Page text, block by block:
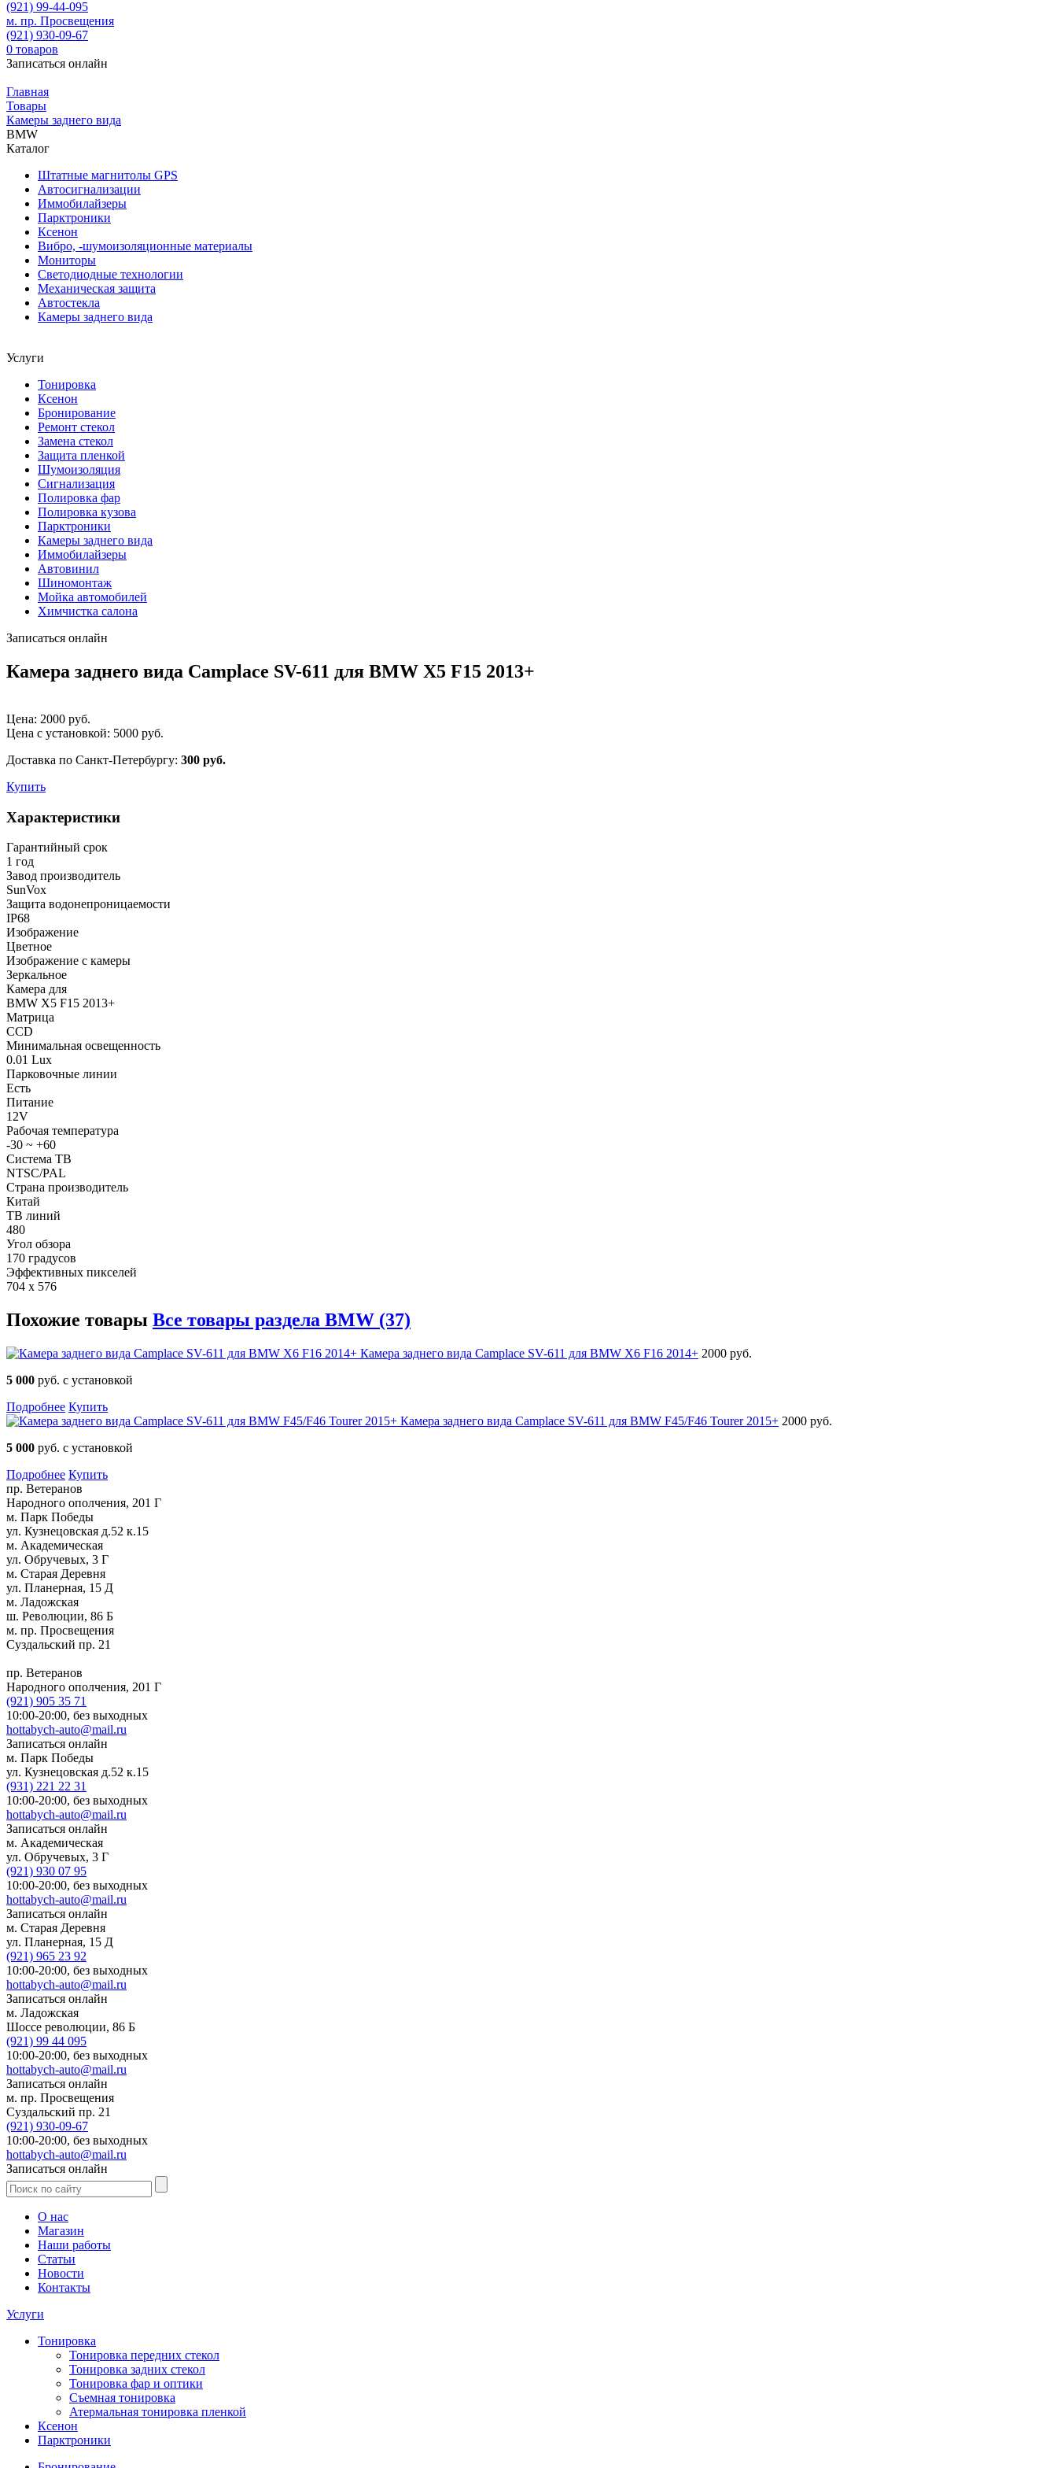
(921) 99-44-095
м. пр. Просвещения
(921) 930-09-67
0 товаров
Записаться онлайн
Главная
Товары
Камеры заднего вида
BMW
Каталог
Штатные магнитолы GPS
Автосигнализации
Иммобилайзеры
Парктроники
Ксенон
Вибро, -шумоизоляционные материалы
Мониторы
Светодиодные технологии
Механическая защита
Автостекла
Камеры заднего вида
Услуги
Тонировка
Ксенон
Бронирование
Ремонт стекол
Замена стекол
Защита пленкой
Шумоизоляция
Сигнализация
Полировка фар
Полировка кузова
Парктроники
Камеры заднего вида
Иммобилайзеры
Автовинил
Шиномонтаж
Мойка автомобилей
Химчистка салона
Записаться онлайн
Камера заднего вида Camplace SV-611 для BMW X5 F15 2013+
Цена: 2000 руб.
Цена с установкой: 5000 руб.
Доставка по Санкт-Петербургу: 300 руб.
Купить
Характеристики
Гарантийный срок
1 год
Завод производитель
SunVox
Защита водонепроницаемости
IP68
Изображение
Цветное
Изображение с камеры
Зеркальное
Камера для
BMW X5 F15 2013+
Матрица
CCD
Минимальная освещенность
0.01 Lux
Парковочные линии
Есть
Питание
12V
Рабочая температура
-30 ~ +60
Система ТВ
NTSC/PAL
Страна производитель
Китай
ТВ линий
480
Угол обзора
170 градусов
Эффективных пикселей
704 x 576
Похожие товары Все товары раздела BMW (37)
Камера заднего вида Camplace SV-611 для BMW X6 F16 2014+ 2000 руб.
5 000 руб. с установкой
Подробнее Купить
Камера заднего вида Camplace SV-611 для BMW F45/F46 Tourer 2015+ 2000 руб.
5 000 руб. с установкой
Подробнее Купить
пр. Ветеранов
Народного ополчения, 201 Г
м. Парк Победы
ул. Кузнецовская д.52 к.15
м. Академическая
ул. Обручевых, 3 Г
м. Старая Деревня
ул. Планерная, 15 Д
м. Ладожская
ш. Революции, 86 Б
м. пр. Просвещения
Суздальский пр. 21
пр. Ветеранов
Народного ополчения, 201 Г
(921) 905 35 71
10:00-20:00, без выходных
hottabych-auto@mail.ru
Записаться онлайн
м. Парк Победы
ул. Кузнецовская д.52 к.15
(931) 221 22 31
10:00-20:00, без выходных
hottabych-auto@mail.ru
Записаться онлайн
м. Академическая
ул. Обручевых, 3 Г
(921) 930 07 95
10:00-20:00, без выходных
hottabych-auto@mail.ru
Записаться онлайн
м. Старая Деревня
ул. Планерная, 15 Д
(921) 965 23 92
10:00-20:00, без выходных
hottabych-auto@mail.ru
Записаться онлайн
м. Ладожская
Шоссе революции, 86 Б
(921) 99 44 095
10:00-20:00, без выходных
hottabych-auto@mail.ru
Записаться онлайн
м. пр. Просвещения
Суздальский пр. 21
(921) 930-09-67
10:00-20:00, без выходных
hottabych-auto@mail.ru
Записаться онлайн
О нас
Магазин
Наши работы
Статьи
Новости
Контакты
Услуги
Тонировка
Тонировка передних стекол
Тонировка задних стекол
Тонировка фар и оптики
Съемная тонировка
Атермальная тонировка пленкой
Ксенон
Парктроники